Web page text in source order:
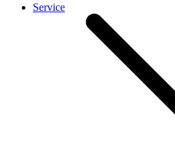
Service